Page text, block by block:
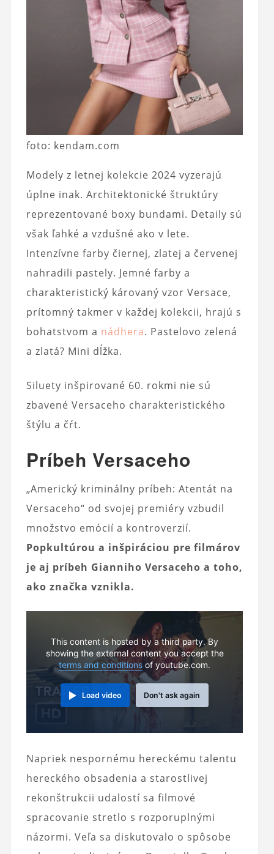
foto: kendam.com
Modely z letnej kolekcie 2024 vyzerajú
úplne inak. Architektonické štruktúry
reprezentované boxy bundami. Detaily sú
však ľahké a vzdušné ako v lete.
Intenzívne farby čiernej, zlatej a červenej
nahradili pastely. Jemné farby a
charakteristický károvaný vzor Versace,
prítomný takmer v každej kolekcii, hrajú s
bohatstvom a nádhera. Pastelovo zelená
a zlatá? Mini dĺžka.
Siluety inšpirované 60. rokmi nie sú
zbavené Versaceho charakteristického
štýlu a čŕt.
Príbeh Versaceho
„Americký kriminálny príbeh: Atentát na
Versaceho“ od svojej premiéry vzbudil
množstvo emócií a kontroverzií.
Popkultúrou a inšpiráciou pre filmárov
je aj príbeh Gianniho Versaceho a toho,
ako značka vznikla.
This content is hosted by a third party. By
showing the external content you accept the
terms and conditions of youtube.com.
Load video Don't ask again
Napriek nespornému hereckému talentu
hereckého obsadenia a starostlivej
rekonštrukcii udalostí sa filmové
spracovanie stretlo s rozporuplnými
názormi. Veľa sa diskutovalo o spôsobe